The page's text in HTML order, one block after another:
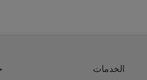
الخدمات